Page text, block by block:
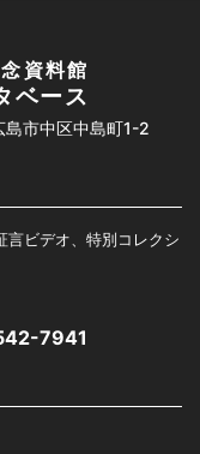
資料館
ベース
市中区中島町1-2
言ビデオ、特別コレクシ
7941